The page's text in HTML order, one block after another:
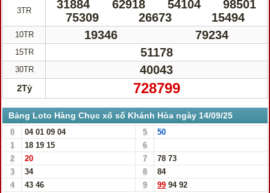
3TR 31884 62918 54104
98501
75309
26673 15494
10TR 19346 79234
15TR 51178
30TR 40043
2Tỷ 728799
Bảng Loto Hàng Chục xổ số Khánh Hòa ngày 14/09/25
0 04 01 09 04 5
50
1
18 19 15
6
2
20 7 78 73
3
34 8
84
4
43 46 9 99 94 92